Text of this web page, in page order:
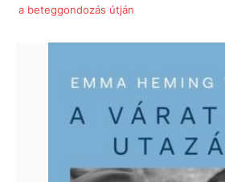
a beteggondozás útján